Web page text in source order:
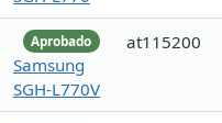
Aprobado
Samsung
SGH-L770V
at115200